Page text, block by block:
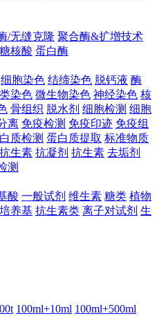
/无缝克隆 聚合酶&扩增技术
核酸 蛋白酶
细胞染色 结缔染色 脱钙液 酶
染色 微生物染色 神经染色 核
骨组织 脱水剂 细胞检测 细胞
离 免疫检测 免疫印迹 免疫组
质检测 蛋白质提取 标准物质
生素 抗凝剂 抗生素 去垢剂
测
酸 一般试剂 维生素 糖类 植物
培养基 抗生素类 离子对试剂 生
100ml+10ml 100ml+500ml